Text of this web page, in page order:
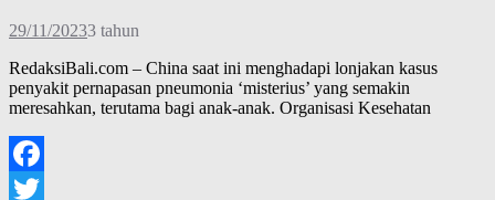
29/11/20233 tahun
RedaksiBali.com – China saat ini menghadapi lonjakan kasus
penyakit pernapasan pneumonia ‘misterius’ yang semakin
meresahkan, terutama bagi anak-anak. Organisasi Kesehatan
Facebook